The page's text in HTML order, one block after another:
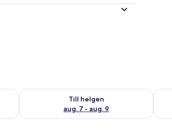
aug. 8 - aug. 9
Till helgen
aug. 7 - aug. 9
Kontrollera tillgängligheten för den här